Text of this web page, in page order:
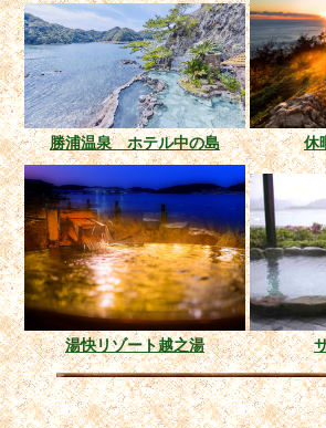
勝浦温泉 ホテル中の島 休
湯快リゾート越之湯